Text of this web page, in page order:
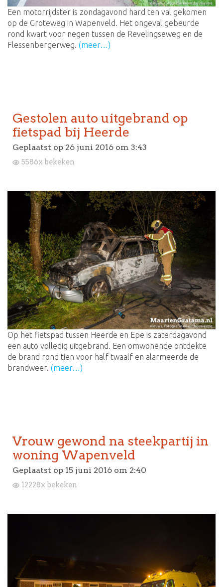
Een motorrijdster is zondagavond hard ten val gekomen
op de Groteweg in Wapenveld. Het ongeval gebeurde
rond kwart voor negen tussen de Revelingseweg en de
Flessenbergerweg. (meer…)
Gestolen auto uitgebrand op
fietspad bij Heerde
Geplaatst op 26 juni 2016 om 3:43
5586x bekeken
Op het fietspad tussen Heerde en Epe is zaterdagavond
een auto volledig uitgebrand. Een omwonende ontdekte
de brand rond tien voor half twaalf en alarmeerde de
brandweer. (meer…)
Vrouw gewond na steekpartij in
woning Wapenveld
Geplaatst op 15 juni 2016 om 2:40
12228x bekeken